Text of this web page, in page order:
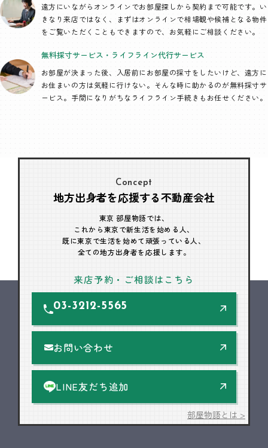
遠方にいながらオンラインでお部屋探しから契約まで可能です。い
きなり来店ではなく、まずはオンラインで相場観や候補となる物件
をご覧いただくこともできますので、お気軽にご相談ください。
無料採寸サービス・ ライフライン代行サービス
お部屋が決まった後、入居前にお部屋の採寸をしたいけど、遠方に
お住まいの方は気軽に行けない。そんな時に助かるのが無料採寸サ
ービス。手間になりがちなライフライン手続きもお任せください。
Concept
地方出身者を応援する不動産会社
東京 部屋物語では、
これから東京で新生活を始める人、
既に東京で生活を始めて頑張っている人、
全ての地方出身者を応援します。
来店予約・ご相談はこちら
03-3212-5565
お問い合わせ
LINE友だち追加
部屋物語とは >